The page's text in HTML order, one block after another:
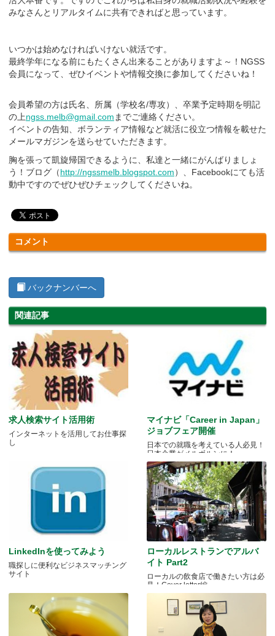
みなさんとリアルタイムに共有できればと思っています。
いつかは始めなければいけない就活です。
最終学年になる前にもたくさん出来ることがありますよ～！NGSS
会員になって、ぜひイベントや情報交換に参加してくださいね！
会員希望の方は氏名、所属（学校名/専攻）、卒業予定時期を明記
の上ngss.melb@gmail.com までご連絡ください。
イベントの告知、ボランティア情報など就活に役立つ情報を載せた
メールマガジンを送らせていただきます。
胸を張って凱旋帰国できるように、私達と一緒にがんばりましょ
う！ブログ（http://ngssmelb.blogspot.com）、Facebookにても活
動中ですのでぜひぜひチェックしてくださいね。
コメント
バックナンバーへ
関連記事
求人検索サイト活用術
インターネットを活用してお仕事探
し
マイナビ「Career in Japan」
ジョブフェア開催
日本での就職を考えている人必見！
日本企業がメルボルンに！
LinkedInを使ってみよう
職探しに便利なビジネスマッチング
サイト
ローカルレストランでアルバ
イト Part2
ローカルの飲食店で働きたい方は必
見！Cover letter編